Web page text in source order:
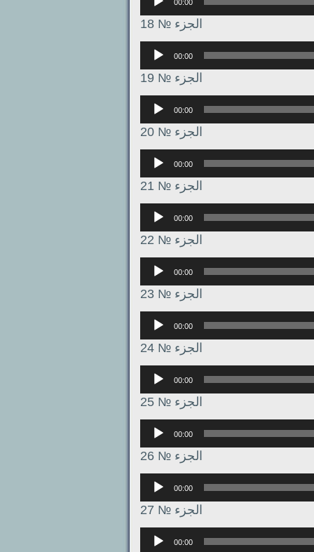
00:00
الجزء № 18
Аудиоплеер
00:00
الجزء № 19
Аудиоплеер
00:00
الجزء № 20
Аудиоплеер
00:00
الجزء № 21
Аудиоплеер
00:00
الجزء № 22
Аудиоплеер
00:00
الجزء № 23
Аудиоплеер
00:00
الجزء № 24
Аудиоплеер
00:00
الجزء № 25
Аудиоплеер
00:00
الجزء № 26
Аудиоплеер
00:00
الجزء № 27
Аудиоплеер
00:00